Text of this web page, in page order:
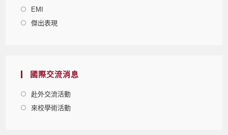
EMI
傑出表現
國際交流消息
赴外交流活動
來校學術活動